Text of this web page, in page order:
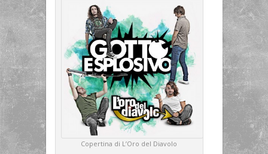
Copertina di L’Oro del Diavolo